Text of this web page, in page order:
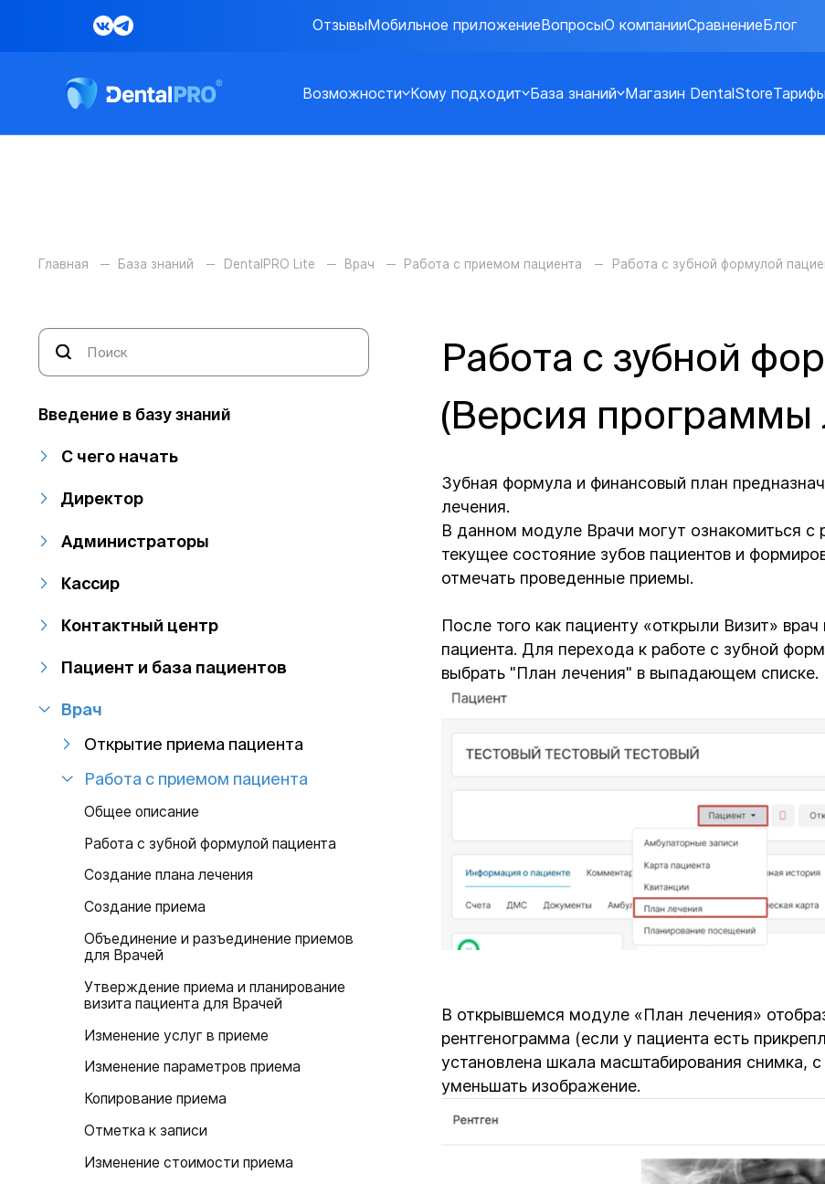
ОтзывыМобильное приложениеВопросыО компанииСравнениеБлог
Возможности Кому подходит База знаний Магазин DentalStoreТарифы
Главная База знаний DentalPRO Lite Врач Работа с приемом пациента Работа с зубной формулой
Введение в базу знаний
С чего начать
Директор
Администраторы
Кассир
Контактный центр
Пациент и база пациентов
Врач
Открытие приема пациента
Работа с приемом пациента
Общее описание
Работа с зубной формулой пациента
Создание плана лечения
Создание приема
Объединение и разъединение приемов
для Врачей
Утверждение приема и планирование
визита пациента для Врачей
Изменение услуг в приеме
Изменение параметров приема
Копирование приема
Отметка к записи
Изменение стоимости приема
Работа с зубной
(Версия программы
Зубная формула и финансовый план
лечения.
В данном модуле Врачи могут ознакомиться с
текущее состояние зубов пациентов и
отмечать проведенные приемы.
После того как пациенту «открыли Визит»
пациента. Для перехода к работе с зубной
выбрать "План лечения" в выпадающем списке.
В открывшемся модуле «План лечения»
рентгенограмма (если у пациента есть
установлена шкала масштабирования снимка,
уменьшать изображение.